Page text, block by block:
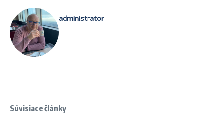
administrator
Súvisiace články